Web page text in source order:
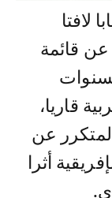
لافتا
عن قائمة
لسنوات
قاريا،
عن
أثرا